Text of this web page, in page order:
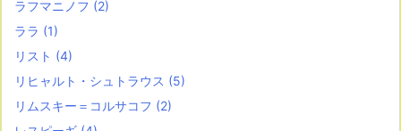
ラフマニノフ (2)
ララ (1)
リスト (4)
リヒャルト・シュトラウス (5)
リムスキー＝コルサコフ (2)